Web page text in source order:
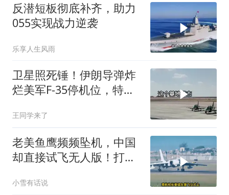
反潜短板彻底补齐，助力
055实现战力逆袭
乐享人生风雨
卫星照死锤！伊朗导弹炸
烂美军F-35停机位，特朗
王同学来了
老美鱼鹰频频坠机，中国
却直接试飞无人版！打着
小雪有话说